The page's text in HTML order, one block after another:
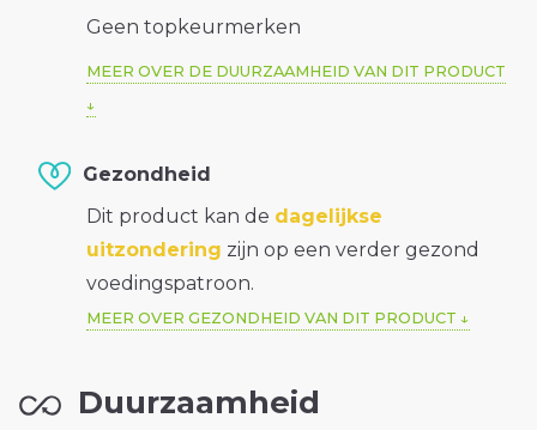
Geen topkeurmerken
MEER OVER DE DUURZAAMHEID VAN DIT PRODUCT
Gezondheid
Dit product kan de dagelijkse
uitzondering zijn op een verder gezond
voedingspatroon.
MEER OVER GEZONDHEID VAN DIT PRODUCT
Duurzaamheid